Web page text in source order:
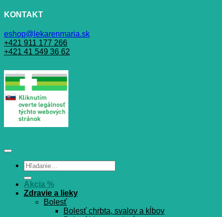
KONTAKT
eshop@lekarenmaria.sk
+421 911 177 266
+421 41 549 36 62
Hľadať:
Akcia %
Zdravie a lieky
Bolesť
Bolesť chrbta, svalov a kĺbov